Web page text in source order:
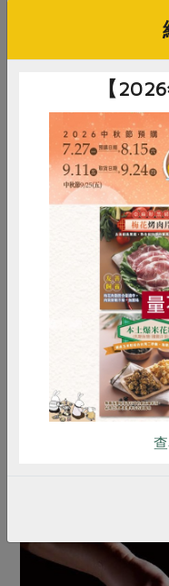
Mars Tsai
香格里拉台北遠東
廚，具有20年料理
長。認為料理要好
材不需繁複調味，
人工調味料，希望
飽餐廳的主廚，他
時，也珍惜食物，
理、每一種食材的
雞蛋 食安
【